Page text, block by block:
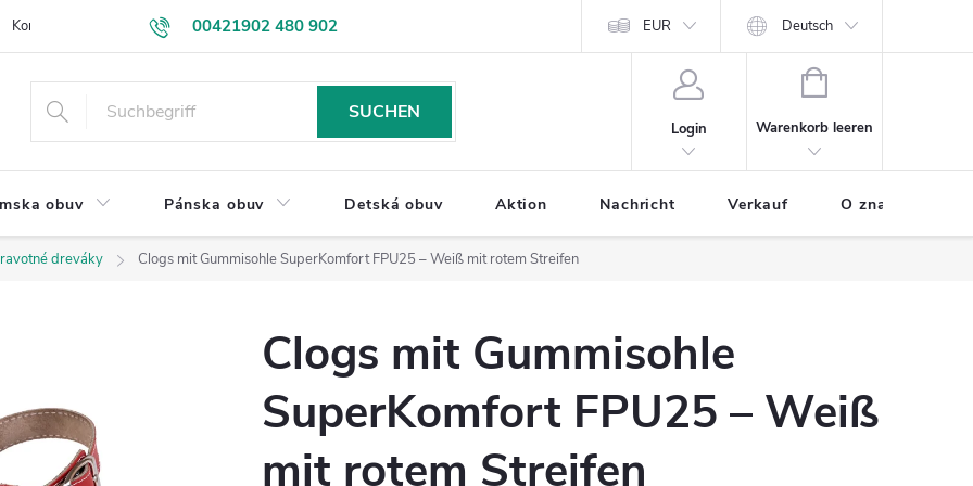
00421902 480 902
eshop@drevakybuxa.sk
Kontakt VEĽKOOBCHOD Obchodné podmienky Osobne údaje Ako nakupovať
EUR Deutsch
SUCHEN
Login
WARENKORB
Warenkorb leeren
obuv Pánska obuv Detská obuv Aktion Nachricht Verkauf O značke BUXA
dreváky Clogs mit Gummisohle SuperKomfort FPU25 – Weiß mit rotem Streifen
Clogs mit Gummisohle
SuperKomfort FPU25 – Weiß
mit rotem Streifen